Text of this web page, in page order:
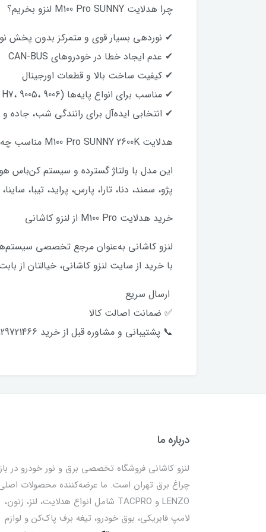
چرا هدلایت M100 Pro SUNNY لنزو بخریم؟
✔ نوردهی بسیار قوی و متمرکز بدون پخش
✔ عدم ایجاد خطا در خودروهای CAN-BUS
✔ کیفیت ساخت بالا و قطعات اورجینال
✔ مناسب برای انواع پایه‌ها (H1، H4، H7، 9005، 9006 و …)
✔ انتخابی ایده‌آل برای رانندگی شب، جاده
هدلایت M100 Pro SUNNY 2600K مناسب چه خودروهایی است؟
این مدل با ولتاژ گسترده و سیستم کن‌باس
پژو، سمند، دنا، تارا، پارس، پراید، تیبا، ساینا، کوییک، 206، 207، ال90، هایما، جک، مزدا،
خرید هدلایت M100 Pro از لنزو کاشانی
لنزو کاشانی به‌عنوان مرجع تخصصی
با خرید از سایت لنزو کاشانی، خیالتان از
ارسال سریع
✅ ضمانت اصالت کالا
📞 پشتیبانی و مشاوره قبل از خرید 09129721466
درباره ما
لنزو کاشانی فروشگاه تخصصی برق و نور خودرو در
چراغ برق تهران است. ما عرضه‌کننده محصولات
LENZO و TACPRO شامل انواع هدلایت، لنز، زنون،
لامپ فابریکی، بوق خودرو، تیغه برف پاک‌کن و لوازم